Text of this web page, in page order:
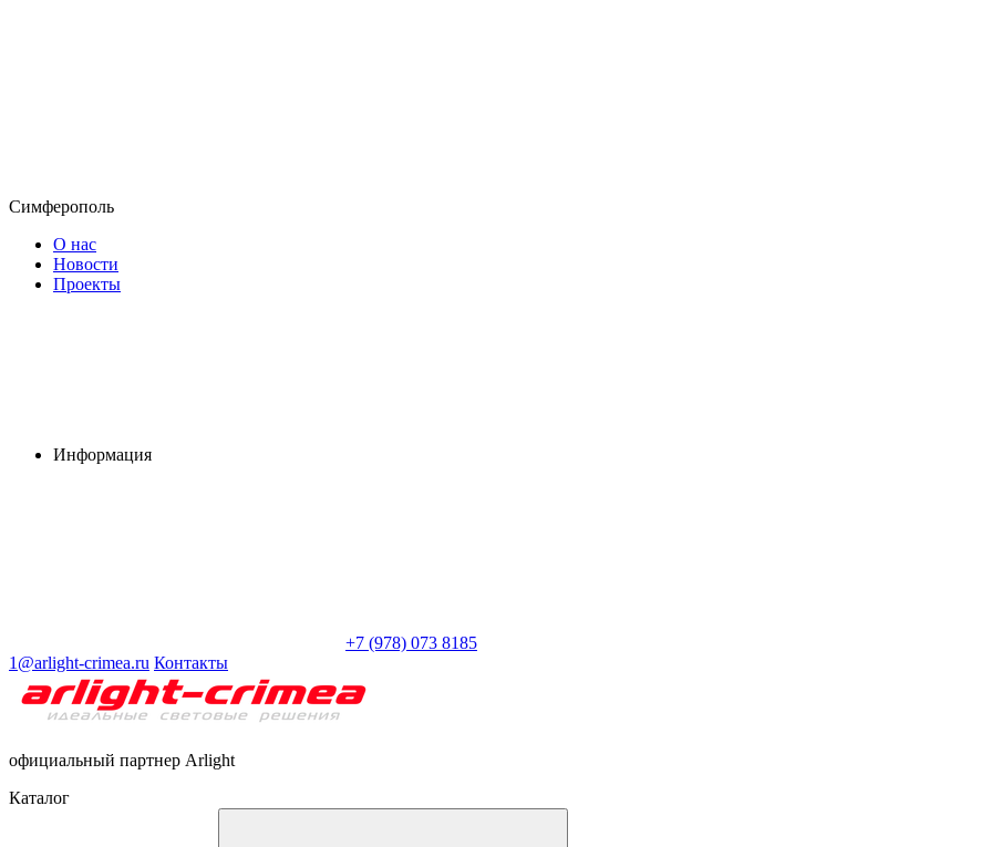
Симферополь
О нас
Новости
Проекты
Информация
+7 (978) 073 8185
1@arlight-crimea.ru Контакты
официальный партнер Arlight
Каталог